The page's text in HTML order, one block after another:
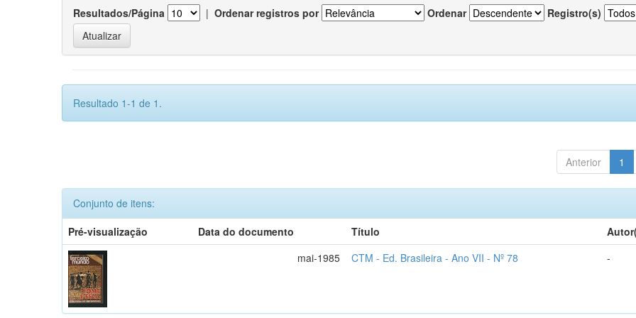
Resultados/Página | Ordenar registros por Ordenar Registro(s)
Resultado 1-1 de 1.
Anterior 1
Conjunto de itens:
Pré-visualização
Data do documento Título
mai-1985
CTM - Ed. Brasileira - Ano VII - Nº 78 -